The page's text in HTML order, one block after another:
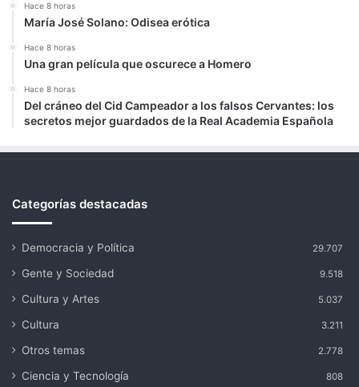
Hace 8 horas
María José Solano: Odisea erótica
Hace 8 horas
Una gran película que oscurece a Homero
Hace 8 horas
Del cráneo del Cid Campeador a los falsos Cervantes: los
secretos mejor guardados de la Real Academia Española
Categorías destacadas
Democracia y Política 29.707
Gente y Sociedad 9.518
Cultura y Artes 5.037
Cultura 3.211
Otros temas 2.778
Ciencia y Tecnología 808